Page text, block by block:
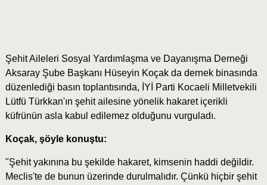
Şehit Aileleri Sosyal Yardımlaşma ve Dayanışma Derneği
Aksaray Şube Başkanı Hüseyin Koçak da dernek binasında
düzenlediği basın toplantısında, İYİ Parti Kocaeli Milletvekili
Lütfü Türkkan'ın şehit ailesine yönelik hakaret içerikli
küfrünün asla kabul edilemez olduğunu vurguladı.
Koçak, şöyle konuştu:
"Şehit yakınına bu şekilde hakaret, kimsenin haddi değildir.
Meclis'te de bunun üzerinde durulmalıdır. Çünkü hiçbir şehit